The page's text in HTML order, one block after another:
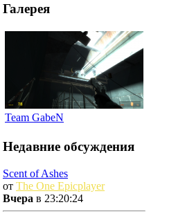
Галерея
Team GabeN
Недавние обсуждения
Scent of Ashes
от The One Epicplayer
Вчера в 23:20:24